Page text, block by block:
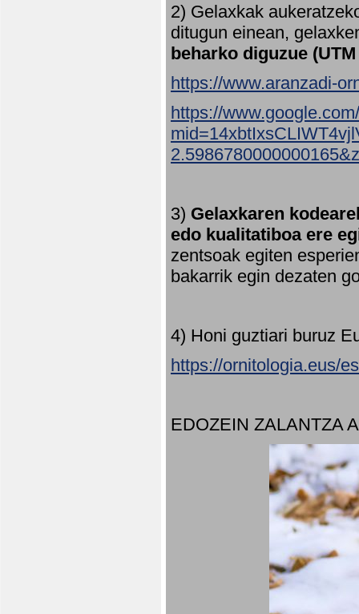
2) Gelaxkak
ditugun einean,
beharko diguzue
https://www.aranzadi-
https://
3) Gelaxkaren
edo kualitatiboa ere
zentsoak egiten
bakarrik egin dezaten
4) Honi guztiari buruz
https://ornitologia.eus/
EDOZEIN ZALANTZA